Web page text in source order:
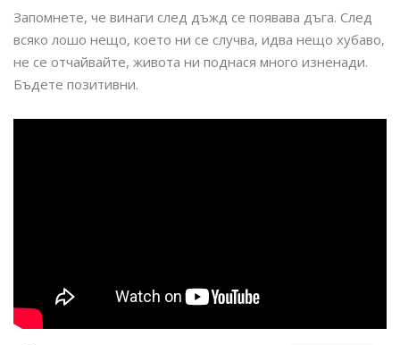
Запомнете, че винаги след дъжд се появава дъга. След
всяко лошо нещо, което ни се случва, идва нещо хубаво,
не се отчайвайте, живота ни поднася много изненади.
Бъдете позитивни.